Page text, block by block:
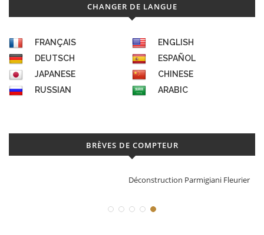
CHANGER DE LANGUE
FRANÇAIS
ENGLISH
DEUTSCH
ESPAÑOL
JAPANESE
CHINESE
RUSSIAN
ARABIC
BRÈVES DE COMPTEUR
Déconstruction Parmigiani Fleurier